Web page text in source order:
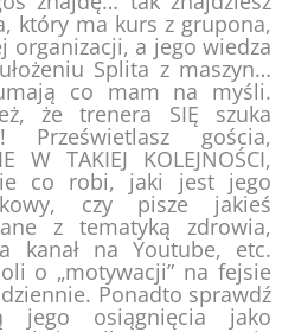
który ma kurs z grupona,
organizacji, a jego wiedza
Splita z maszyn…
co mam na myśli.
że trenera SIĘ szuka
Prześwietlasz gościa,
W TAKIEJ KOLEJNOŚCI,
co robi, jaki jest jego
czy pisze jakieś
z tematyką zdrowia,
kanał na Youtube, etc.
o „motywacji” na fejsie
Ponadto sprawdź
jego osiągnięcia jako